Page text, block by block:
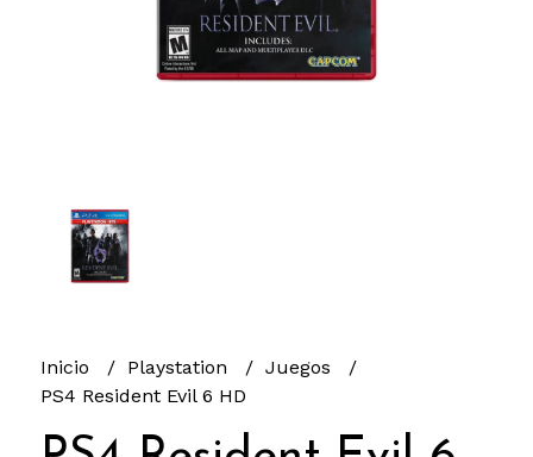
Inicio Playstation
Juegos
PS4 Resident Evil 6 HD